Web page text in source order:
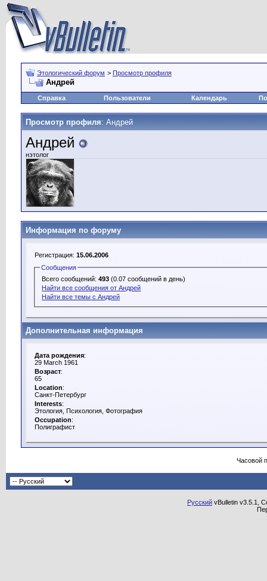
Этологический форум > Просмотр профиля
Андрей
Справка Пользователи Календарь
Просмотр профиля: Андрей
Андрей
нэтолог
Информация по форуму
Регистрация: 15.06.2006
Сообщения
Всего сообщений:493 (0.07 сообщений в день)
Найти все сообщения от Андрей
Найти все темы с Андрей
Дополнительная информация
Дата рождения:
29 March 1961
Возраст:
65
Location:
Санкт-Петербург
Interests:
Этология, Психология, Фотография
Occupation:
Полиграфист
Часовой
Русский vBulletin v3.5.1,